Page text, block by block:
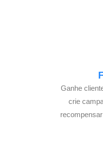
Ganhe
crie